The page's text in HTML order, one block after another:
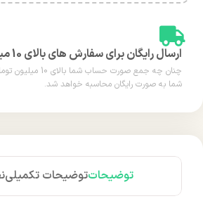
ارسال رایگان برای سفارش های بالای 10 میلیون تومان
چنان چه جمع صورت
شما به صورت رایگان محاسبه خواهد شد.
توضیحاتتوضیحات تکمیلی